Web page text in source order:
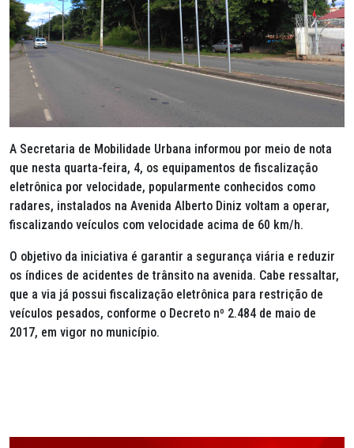
A Secretaria de Mobilidade Urbana informou por meio de nota
que nesta quarta-feira, 4, os equipamentos de fiscalização
eletrônica por velocidade, popularmente conhecidos como
radares, instalados na Avenida Alberto Diniz voltam a operar,
fiscalizando veículos com velocidade acima de 60 km/h.
O objetivo da iniciativa é garantir a segurança viária e reduzir
os índices de acidentes de trânsito na avenida. Cabe ressaltar,
que a via já possui fiscalização eletrônica para restrição de
veículos pesados, conforme o Decreto nº 2.484 de maio de
2017, em vigor no município.